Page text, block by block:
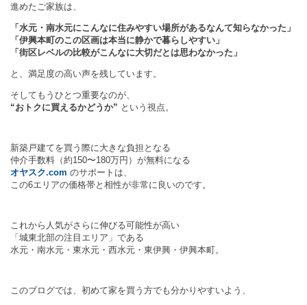
進めたご家族は、
「水元・南水元にこんなに住みやすい場所があるなんて知らなかった」
「伊興本町のこの区画は本当に静かで暮らしやすい」
「街区レベルの比較がこんなに大切だとは思わなかった」
と、満足度の高い声を残しています。
そしてもうひとつ重要なのが、
“おトクに買えるかどうか” という視点。
新築戸建てを買う際に大きな負担となる
仲介手数料（約150〜180万円）が無料になる
オヤスク.com のサポートは、
この6エリアの価格帯と相性が非常に良いのです。
これから人気がさらに伸びる可能性が高い
「城東北部の注目エリア」である
水元・南水元・東水元・西水元・東伊興・伊興本町。
このブログでは、初めて家を買う方でも分かりやすいよう、